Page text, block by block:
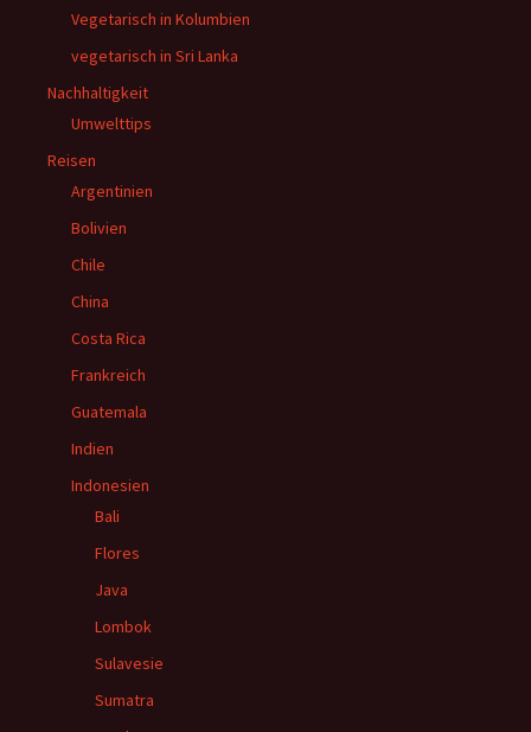
Vegetarisch in Kolumbien
vegetarisch in Sri Lanka
Nachhaltigkeit
Umwelttips
Reisen
Argentinien
Bolivien
Chile
China
Costa Rica
Frankreich
Guatemala
Indien
Indonesien
Bali
Flores
Java
Lombok
Sulavesie
Sumatra